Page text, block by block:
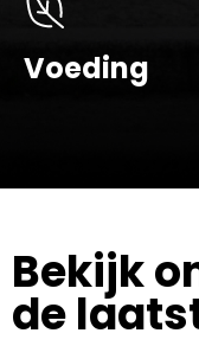
Voeding
Bekijk
de